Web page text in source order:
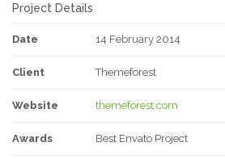
Project Details
Date 14 February 2014
Client Themeforest
Website themeforest.com
Awards Best Envato Project